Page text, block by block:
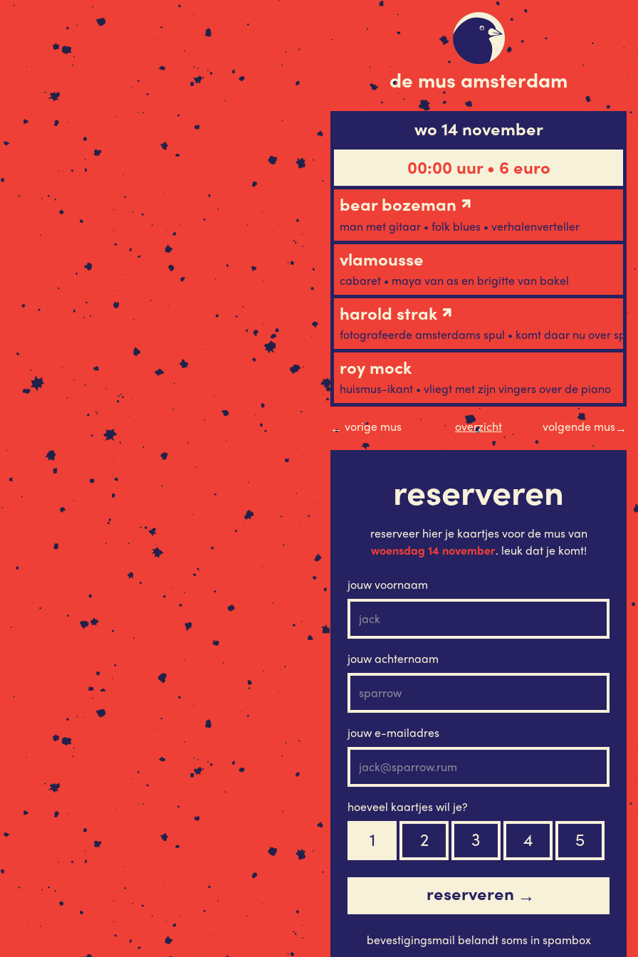
de mus amsterdam
wo 14 november
00:00 uur • 6 euro
bear bozeman
man met gitaar • folk blues • verhalenverteller
vlamousse
cabaret • maya van as en brigitte van bakel
harold strak
fotografeerde amsterdams spul • komt daar nu over
roy mock
huismus-ikant • vliegt met zijn vingers over de piano
← vorige mus overzicht volgende mus→
reserveren
reserveer hier je kaartjes voor de mus van
woensdag 14 november. leuk dat je komt!
jouw voornaam
jouw achternaam
jouw e-mailadres
hoeveel kaartjes wil je?
1 2 3 4 5
reserveren →
bevestigingsmail belandt soms in spambox